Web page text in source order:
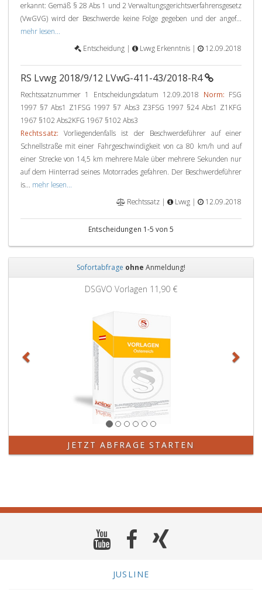
erkannt: Gemäß § 28 Abs 1 und 2 Verwaltungsgerichtsverfahrensgesetz
(VwGVG) wird der Beschwerde keine Folge gegeben und der angef...
mehr lesen...
Entscheidung |
Lvwg Erkenntnis | 12.09.2018
RS Lvwg 2018/9/12 LVwG-411-43/2018-R4
Rechtssatznummer 1 Entscheidungsdatum 12.09.2018 Norm: FSG
1997 §7 Abs1 Z1FSG 1997 §7 Abs3 Z3FSG 1997 §24 Abs1 Z1KFG
1967 §102 Abs2KFG 1967 §102 Abs3
Rechtssatz: Vorliegendenfalls ist der Beschwerdeführer auf einer
Schnellstraße mit einer Fahrgeschwindigkeit von ca 80 km/h und auf
einer Strecke von 14,5 km mehrere Male über mehrere Sekunden nur
auf dem Hinterrad seines Motorrades gefahren. Der Beschwerdeführer
is... mehr lesen...
Rechtssatz |
Lvwg | 12.09.2018
Entscheidungen 1-5 von 5
Sofortabfrage ohne Anmeldung!
DSGVO Vorlagen 11,90 €
JETZT ABFRAGE STARTEN
JUSLINE